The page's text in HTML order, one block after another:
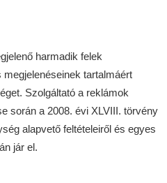
harmadik felek
tartalmáért
Szolgáltató a reklámok
során a 2008. évi XLVIII. törvény
alapvető feltételeiről és egyes
jár el.